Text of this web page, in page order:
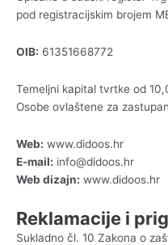
pod registracijskim brojem
OIB: 61351668772
Temeljni kapital tvrtke od
Osobe ovlaštene za
Web: www.didoos.hr
E-mail: info@didoos.hr
Web dizajn: www.didoos.hr
Reklamacije i
Sukladno čl. 10 Zakona o